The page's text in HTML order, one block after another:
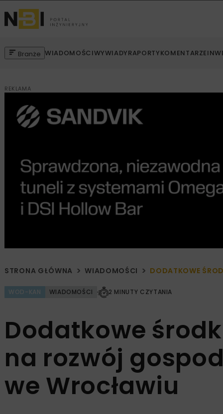
Branże WIADOMOŚCIWYWIADYRAPORTYKOMENTARZE
REKLAMA
STRONA GŁÓWNA WIADOMOŚCI DODATKOWE
WOD-KAN WIADOMOŚCI 2 MINUTY CZYTANIA
Dodatkowe
na rozwój
we Wrocławiu